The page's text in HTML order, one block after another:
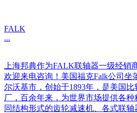
FALK
...
上海邦典作为FALK联轴器一级经销
欢迎来电咨询！美国福克Falk公司坐
尔沃基市，创始于1893年，是美国
厂，百余年来，为世界市场提供各
同结构形式的齿轮减速机、各式联